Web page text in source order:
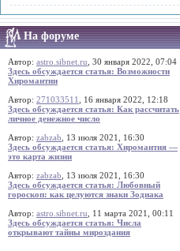
На форуме
Автор: astro.sibnet.ru , 30 января 2022, 07:04
Здесь обсуждается статья: Возможности
Хиромантии
Автор: 271033511
, 16 января 2022, 12:18
Здесь обсуждается статья: Как рассчитать
личное денежное число
Автор: zabzab , 13 июля 2021, 16:30
Здесь обсуждается статья: Хиромантия —
это карта жизни
Автор: zabzab , 13 июля 2021, 16:30
Здесь обсуждается статья: Любовный
гороскоп: как целуются знаки Зодиака
Автор: astro.sibnet.ru , 11 марта 2021, 00:11
Здесь обсуждается статья: Числа
открывают тайны мироздания